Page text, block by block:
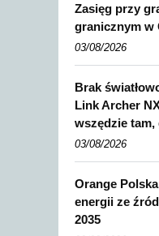
Zasięg przy
granicznym w
03/08/2026
Brak
Link Archer
wszędzie
03/08/2026
Orange
energii ze
2035